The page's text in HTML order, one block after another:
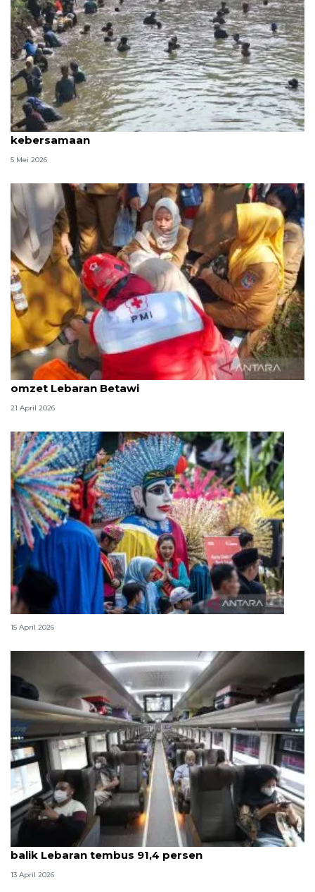
Wawali: Lebaran Depok cermin keguyuban dan
kebersamaan
5 Mei 2026
DKI kemarin, kebakaran gedung Kemendagri lalu
omzet Lebaran Betawi
21 April 2026
Lebaran Betawi, harmoni tradisi dan kota global
15 April 2026
Survei ANTARA: Kepuasan pelanggan KAI saat arus
balik Lebaran tembus 91,4 persen
13 April 2026